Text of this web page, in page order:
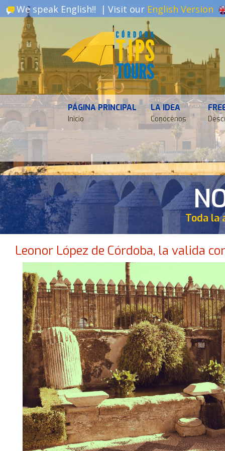
We speak English!! | Visit our English Version
PÁGINA PRINCIPAL
Inicio
LA IDEA
Conócenos
Toda la
Leonor López de Córdoba, la valida